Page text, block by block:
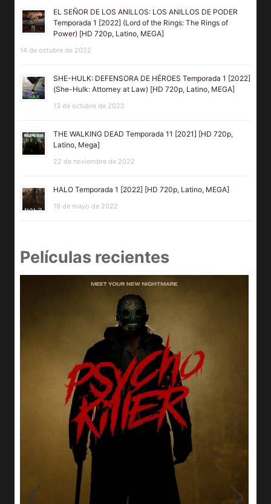
EL SEÑOR DE LOS ANILLOS: LOS ANILLOS DE PODER
Temporada 1 [2022] (Lord of the Rings: The Rings of
Power) [HD 720p, Latino, MEGA]
14 de octubre de 2022
SHE-HULK: DEFENSORA DE HÉROES Temporada 1 [2022]
(She-Hulk: Attorney at Law) [HD 720p, Latino, MEGA]
13 de octubre de 2022
THE WALKING DEAD Temporada 11 [2021] [HD 720p,
Latino, Mega]
22 de noviembre de 2022
HALO Temporada 1 [2022] [HD 720p, Latino, MEGA]
19 de mayo de 2022
Películas recientes